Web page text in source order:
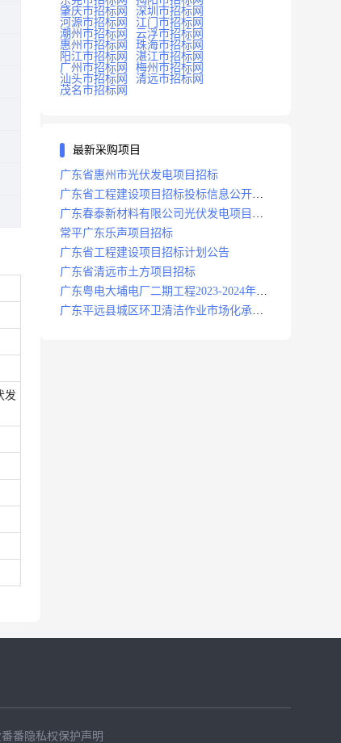
发
肇庆市招标网
深圳市招标网
河源市招标网
江门市招标网
潮州市招标网
云浮市招标网
惠州市招标网
珠海市招标网
阳江市招标网
湛江市招标网
广州市招标网
梅州市招标网
汕头市招标网
清远市招标网
茂名市招标网
最新采购项目
广东省惠州市光伏发电项目招标
广东省工程建设项目招标投标信息公开目
录
广东春泰新材料有限公司光伏发电项目招
标
常平广东乐声项目招标
广东省工程建设项目招标计划公告
广东省清远市土方项目招标
广东粤电大埔电厂二期工程2023-2024年度
安保服务项目招标公告
广东平远县城区环卫清洁作业市场化承包
番番隐私权保护声明